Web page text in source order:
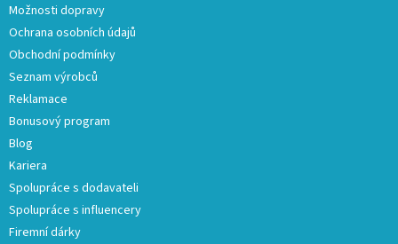
Možnosti dopravy
Ochrana osobních údajů
Obchodní podmínky
Seznam výrobců
Reklamace
Bonusový program
Blog
Kariera
Spolupráce s dodavateli
Spolupráce s influencery
Firemní dárky